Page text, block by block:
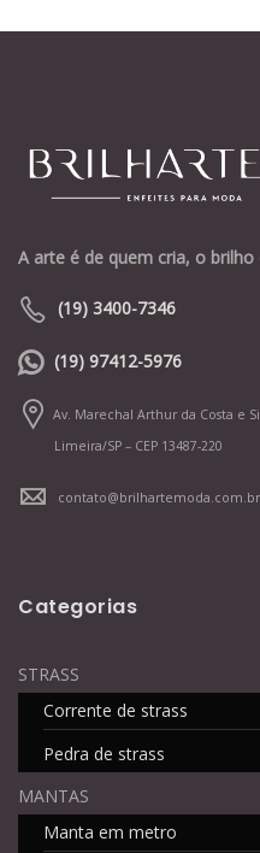
A arte é de quem cria, o brilho
(19) 3400-7346
(19) 97412-5976
Av. Marechal Arthur da Costa e
Limeira/SP – CEP 13487-220
contato@brilhartemoda.com.br
Categorias
STRASS
Corrente de strass
Pedra de strass
MANTAS
Manta em metro